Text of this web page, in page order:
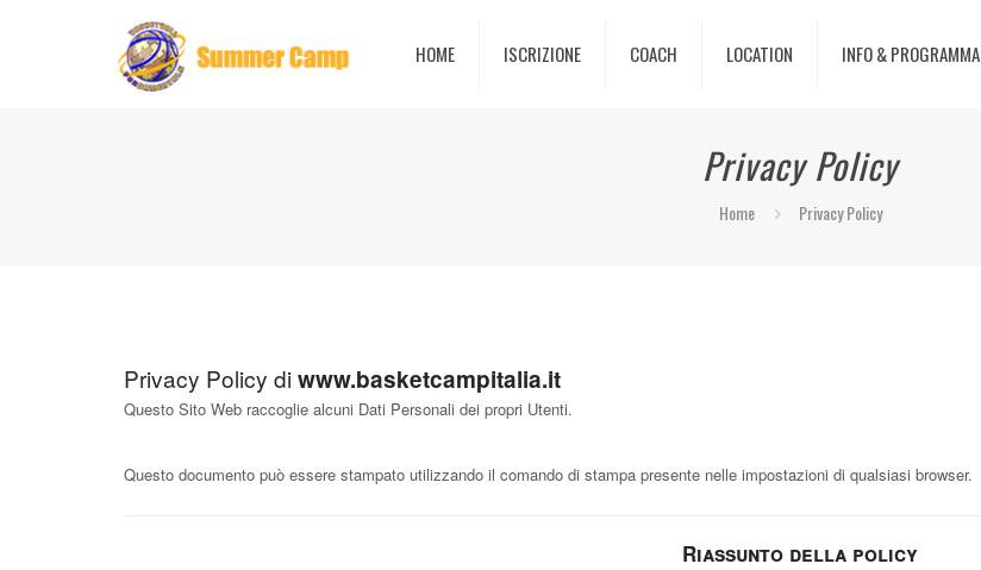
HOME ISCRIZIONE COACH LOCATION INFO & PROGRAMMA
Privacy Policy
Home Privacy Policy
Privacy Policy diwww.basketcampitalia.it
Questo Sito Web raccoglie alcuni Dati Personali dei propri Utenti.
Questo documento può essere stampato utilizzando il comando di stampa presente nelle impostazioni di qualsiasi browser.
Riassunto della policy